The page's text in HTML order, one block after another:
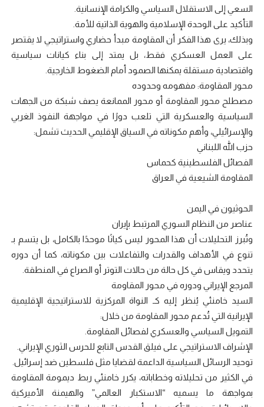
السعي إلى الاستقلال السياسي والكرامة الإنسانية.
التأكيد على الوحدة الإسلامية والهوية الذاتية للأمة.
وبذلك، يرى هذا الفكر أن المقاومة مبدأ حضاري واستراتيجي لا يقتصر
على العمل العسكري فقط، بل يمتد إلى بناء كيانات سياسية
واقتصادية مستقلة يمكنها الصمود أمام الضغوط الخارجية.
محور المقاومة: مفهومه وحدوده
مصطلح محور المقاومة أو محور الممانعة يصف شبكة من الجهات
السياسية والعسكرية التي تلعب دورًا في مواجهة النفوذ الغربي
والإسرائيلي، وأهم مكوناته في السياق الإقليمي الحديث تشمل:
حزب الله اللبناني
الفصائل الفلسطينية كحماس
المقاومة الشيعية في العراق
الحوثيون في اليمن
عناصر من النظام السوري المرتبط بإيران
وتُبرز التحليلات أن هذا المحور ليس كيانًا موحدًا بالكامل، بل يتسم بـ
تنوع في الأهداف والقدرات والتفاعلات بين مكوناته، كما أن دوره
يتحدد ويقاس في كل حالة من حالات التوتر أو الصراع في المنطقة.
المرجع الإيراني ودوره في محور المقاومة
السيد خامنئي يُنظر إليه كـ النواة المركزية للاستراتيجية الإقليمية
الإيرانية التي تُدعم محور المقاومة من خلال:
التمويل السياسي والعسكري لفصائل المقاومة.
الإشراف الاستراتيجي على فيلق القدس التابع للحرس الثوري الإيراني.
توحيد الرسائل السياسية الداعمة لقضايا مثل فلسطين ضد إسرائيل.
في الكثير من تحليلاته وخطاباته، يكرر خامنئي ربط ديمومة المقاومة
بمواجهة ما يسميه “الاستكبار العالمي” والهيمنة الأميركية